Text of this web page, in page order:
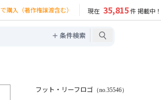
で購入（著作権譲渡含む） 現在 35,815件 掲載中！
＋ 条件検索
フット・リーフロゴ （no.35546）